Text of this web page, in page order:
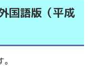
国語版（平成